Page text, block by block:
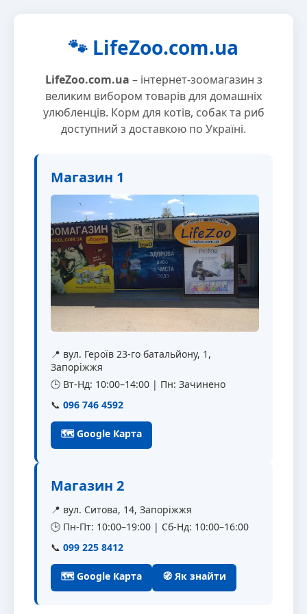
🐾 LifeZoo.com.ua
LifeZoo.com.ua – інтернет-зоомагазин з
великим вибором товарів для домашніх
улюбленців. Корм для котів, собак та риб
доступний з доставкою по Україні.
Магазин 1
📍 вул. Героїв 23-го батальйону, 1,
Запоріжжя
🕒 Вт-Нд: 10:00–14:00 | Пн: Зачинено
📞 096 746 4592
🗺 Google Карта
Магазин 2
📍 вул. Ситова, 14, Запоріжжя
🕒 Пн-Пт: 10:00–19:00 | Сб-Нд: 10:00–16:00
📞 099 225 8412
🗺 Google Карта 🧭 Як знайти